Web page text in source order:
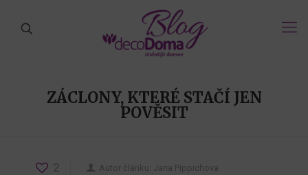
ZÁCLONY, KTERÉ STAČÍ JEN
POVĚSIT
2 Autor článku: Jana Pippichova